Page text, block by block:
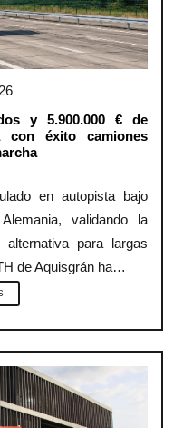
y 5.900.000 € de
con éxito camiones
en autopista bajo
validando la
para largas
de Aquisgrán ha…